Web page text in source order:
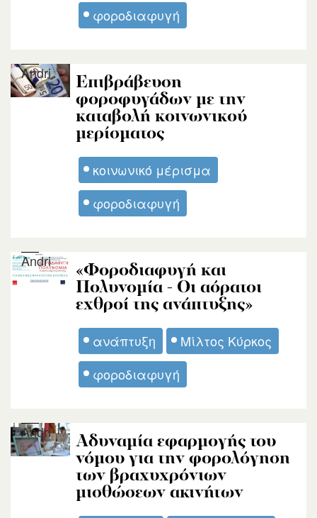
φοροδιαφυγή
Επιβράβευση
φοροφυγάδων με την
καταβολή κοινωνικού
μερίσματος
κοινωνικό μέρισμα
φοροδιαφυγή
Andri
«Φοροδιαφυγή και
Πολυνομία - Οι αόρατοι
εχθροί της ανάπτυξης»
ανάπτυξη
Μίλτος Κύρκος
φοροδιαφυγή
Andri
Αδυναμία εφαρμογής του
νόμου για την φορολόγηση
των βραχυχρόνιων
μισθώσεων ακινήτων
Andri